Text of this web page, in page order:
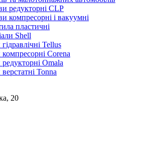
редукторні CLP
компресорні і вакуумні
пластичні
Shell
Tellus
Corena
Omala
Tonna
20